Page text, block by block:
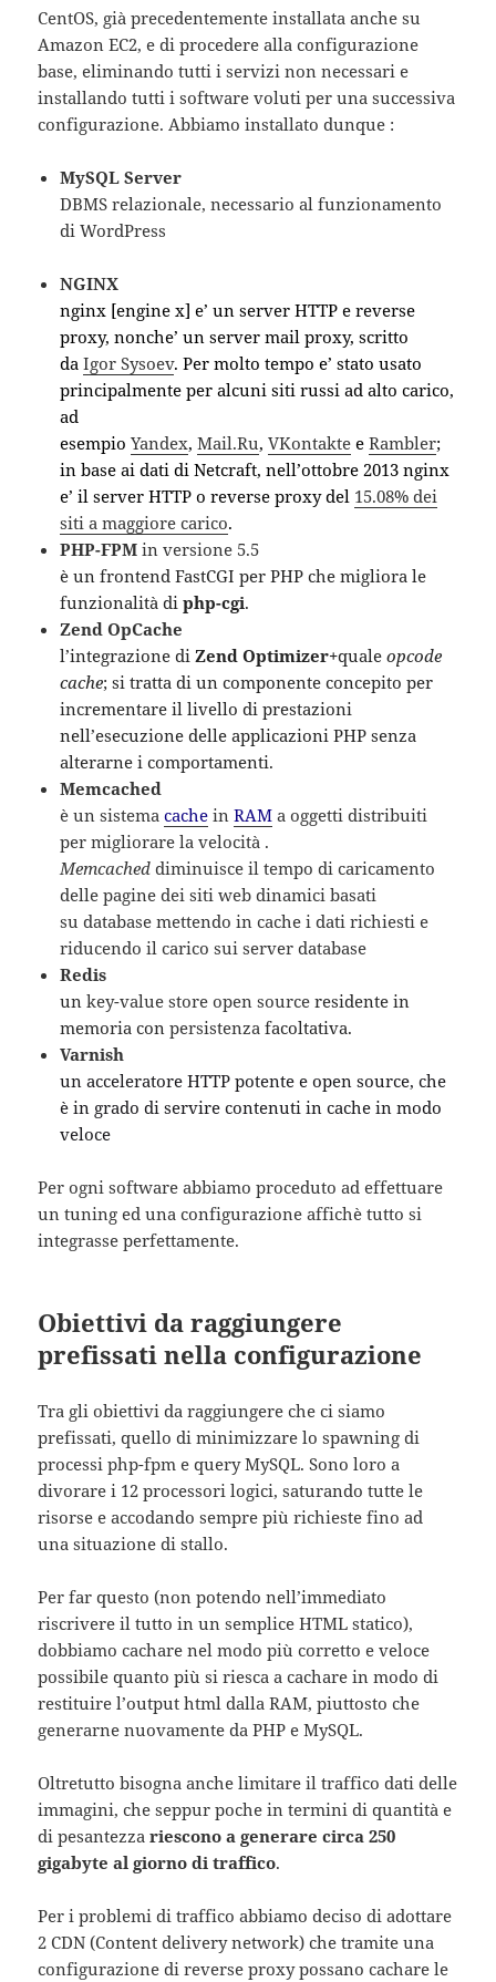
CentOS, già precedentemente installata anche su
Amazon EC2, e di procedere alla configurazione
base, eliminando tutti i servizi non necessari e
installando tutti i software voluti per una successiva
configurazione. Abbiamo installato dunque :
MySQL Server
DBMS relazionale, necessario al funzionamento
di WordPress
NGINX
nginx [engine x] e’ un server HTTP e reverse
proxy, nonche’ un server mail proxy, scritto
daIgor Sysoev. Per molto tempo e’ stato usato
principalmente per alcuni siti russi ad alto carico,
ad
esempioYandex,Mail.Ru,VKontakte eRambler;
in base ai dati di Netcraft, nell’ottobre 2013 nginx
e’ il server HTTP o reverse proxy del 15.08% dei
siti a maggiore carico.
PHP-FPM in versione 5.5
è un frontend FastCGI per PHP che migliora le
funzionalità diphp-cgi.
Zend OpCache
l’integrazione diZend Optimizer+qualeopcode
cache; si tratta di un componente concepito per
incrementare il livello di prestazioni
nell’esecuzione delle applicazioni PHP senza
alterarne i comportamenti.
Memcached
è un sistemacache inRAM a oggetti distribuiti
per migliorare la velocità .
Memcached diminuisce il tempo di caricamento
delle pagine dei siti web dinamici basati
su database mettendo in cache i dati richiesti e
riducendo il carico sui server database
Redis
unkey-value store open source residente in
memoria conpersistenza facoltativa.
Varnish
un acceleratore HTTP potente e open source, che
è in grado di servire contenuti in cache in modo
veloce
Per ogni software abbiamo proceduto ad effettuare
un tuning ed una configurazione affichè tutto si
integrasse perfettamente.
Obiettivi da raggiungere
prefissati nella configurazione
Tra gli obiettivi da raggiungere che ci siamo
prefissati, quello di minimizzare lo spawning di
processi php-fpm e query MySQL. Sono loro a
divorare i 12 processori logici, saturando tutte le
risorse e accodando sempre più richieste fino ad
una situazione di stallo.
Per far questo (non potendo nell’immediato
riscrivere il tutto in un semplice HTML statico),
dobbiamo cachare nel modo più corretto e veloce
possibile quanto più si riesca a cachare in modo di
restituire l’output html dalla RAM, piuttosto che
generarne nuovamente da PHP e MySQL.
Oltretutto bisogna anche limitare il traffico dati delle
immagini, che seppur poche in termini di quantità e
di pesantezza riescono a generare circa 250
gigabyte al giorno di traffico.
Per i problemi di traffico abbiamo deciso di adottare
2 CDN (Content delivery network) che tramite una
configurazione di reverse proxy possano cachare le